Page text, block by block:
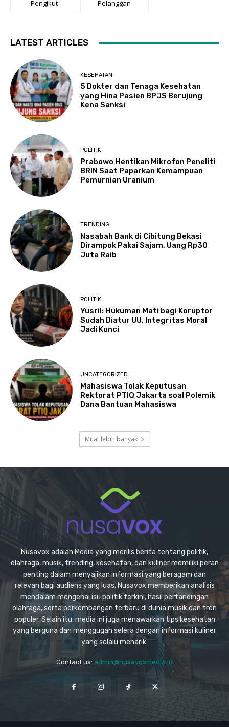
Pengikut Pelanggan
LATEST ARTICLES
KESEHATAN
5 Dokter dan Tenaga Kesehatan
yang Hina Pasien BPJS Berujung
Kena Sanksi
POLITIK
Prabowo Hentikan Mikrofon Peneliti
BRIN Saat Paparkan Kemampuan
Pemurnian Uranium
TRENDING
Nasabah Bank di Cibitung Bekasi
Dirampok Pakai Sajam, Uang Rp30
Juta Raib
POLITIK
Yusril: Hukuman Mati bagi Koruptor
Sudah Diatur UU, Integritas Moral
Jadi Kunci
UNCATEGORIZED
Mahasiswa Tolak Keputusan
Rektorat PTIQ Jakarta soal Polemik
Dana Bantuan Mahasiswa
Muat lebih banyak
Nusavox adalah Media yang merilis berita tentang politik,
olahraga, musik, trending, kesehatan, dan kuliner memiliki peran
penting dalam menyajikan informasi yang beragam dan
relevan bagi audiens yang luas. Nusavox memberikan analisis
mendalam mengenai isu politik terkini, hasil pertandingan
olahraga, serta perkembangan terbaru di dunia musik dan tren
populer. Selain itu, media ini juga menawarkan tips kesehatan
yang berguna dan menggugah selera dengan informasi kuliner
yang selalu menarik.
Contact us: admin@nusavoxmedia.id